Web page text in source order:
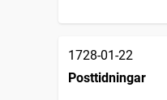
1728-01-22
Posttidningar